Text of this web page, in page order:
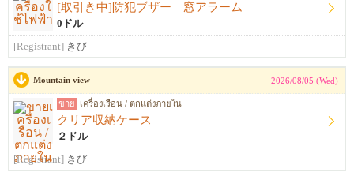
[取引き中]防犯ブザー 窓アラーム
0ドル
[Registrant] きび
Mountain view 2026/08/05 (Wed)
ขาย เครื่องเรือน / ตกแต่งภายใน
クリア収納ケース
２ドル
[Registrant] きび